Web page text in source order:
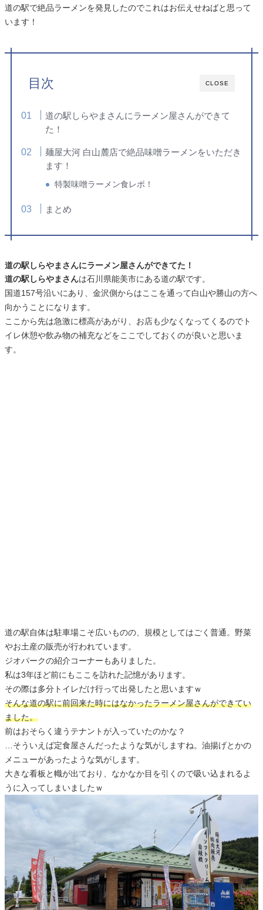
道の駅で絶品ラーメンを発見したのでこれはお伝えせねばと思って
います！
CLOSE
目次
道の駅しらやまさんにラーメン屋さんができて
た！
麺屋大河 白山麓店で絶品味噌ラーメンをいただき
ます！
特製味噌ラーメン食レポ！
まとめ
道の駅しらやまさんにラーメン屋さんができてた！
道の駅しらやまさんは石川県能美市にある道の駅です。
国道157号沿いにあり、金沢側からはここを通って白山や勝山の方へ
向かうことになります。
ここから先は急激に標高があがり、お店も少なくなってくるのでト
イレ休憩や飲み物の補充などをここでしておくのが良いと思いま
す。
道の駅自体は駐車場こそ広いものの、規模としてはごく普通。野菜
やお土産の販売が行われています。
ジオパークの紹介コーナーもありました。
私は3年ほど前にもここを訪れた記憶があります。
その際は多分トイレだけ行って出発したと思いますｗ
そんな道の駅に前回来た時にはなかったラーメン屋さんができてい
ました。
前はおそらく違うテナントが入っていたのかな？
…そういえば定食屋さんだったような気がしますね。油揚げとかの
メニューがあったような気がします。
大きな看板と幟が出ており、なかなか目を引くので吸い込まれるよ
うに入ってしまいましたｗ